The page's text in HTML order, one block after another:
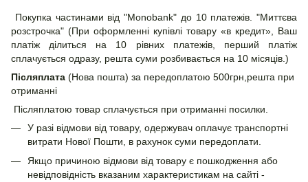
Покупка частинами від "Monobank" до 10 платежів. "Миттєва
розстрочка" (При оформленні купівлі товару «в кредит», Ваш
платіж ділиться на 10 рівних платежів, перший платіж
сплачується одразу, решта суми розбивається на 10 місяців.)
Післяплата (Нова пошта) за передоплатою 500грн,решта при
отриманні
Післяплатою товар сплачується при отриманні посилки.
У разі відмови від товару, одержувач оплачує транспортні
витрати Нової Пошти, в рахунок суми передоплати.
Якщо причиною відмови від товару є пошкодження або
невідповідність вказаним характеристикам на сайті -